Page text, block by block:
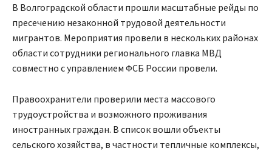
В Волгоградской области прошли масштабные рейды по
пресечению незаконной трудовой деятельности
мигрантов. Мероприятия провели в нескольких районах
области сотрудники регионального главка МВД
совместно с управлением ФСБ России провели.
Правоохранители проверили места массового
трудоустройства и возможного проживания
иностранных граждан. В список вошли объекты
сельского хозяйства, в частности тепличные комплексы,